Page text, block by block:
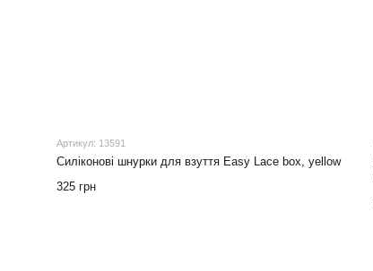
Артикул: 13591
Силіконові шнурки для взуття Easy Lace box, yellow
325 грн